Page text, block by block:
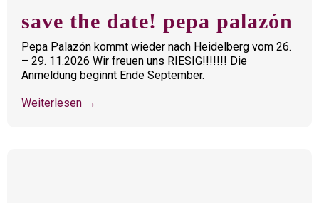
save the date! pepa palazón
Pepa Palazón kommt wieder nach Heidelberg vom 26.
– 29. 11.2026 Wir freuen uns RIESIG!!!!!!! Die
Anmeldung beginnt Ende September.
Weiterlesen →